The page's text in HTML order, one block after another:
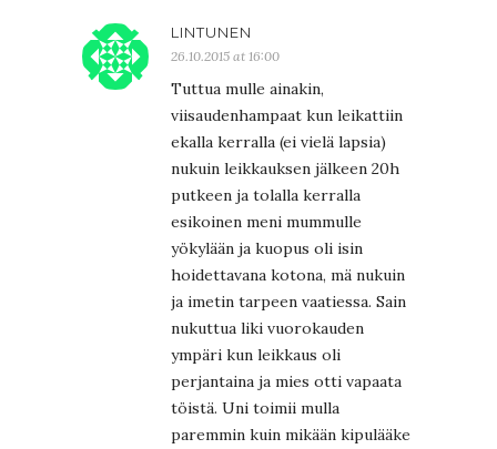
LINTUNEN
26.10.2015 at 16:00
Tuttua mulle ainakin,
viisaudenhampaat kun leikattiin
ekalla kerralla (ei vielä lapsia)
nukuin leikkauksen jälkeen 20h
putkeen ja tolalla kerralla
esikoinen meni mummulle
yökylään ja kuopus oli isin
hoidettavana kotona, mä nukuin
ja imetin tarpeen vaatiessa. Sain
nukuttua liki vuorokauden
ympäri kun leikkaus oli
perjantaina ja mies otti vapaata
töistä. Uni toimii mulla
paremmin kuin mikään kipulääke